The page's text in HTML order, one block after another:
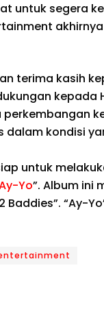
untuk segera
terima kasih
kepada
dalam kondisi
untuk
Yo”. Album ini
“Ay-